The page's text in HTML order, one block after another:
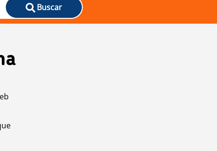
Buscar